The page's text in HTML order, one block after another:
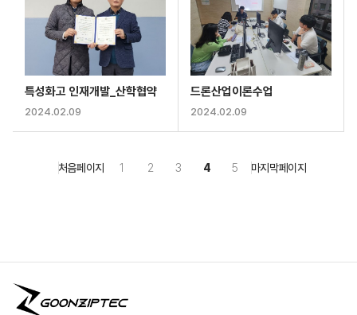
특성화고 인재개발_산학협약
2024.02.09
드론산업이론수업
2024.02.09
처음페이지 1 2 3 4 5 마지막페이지